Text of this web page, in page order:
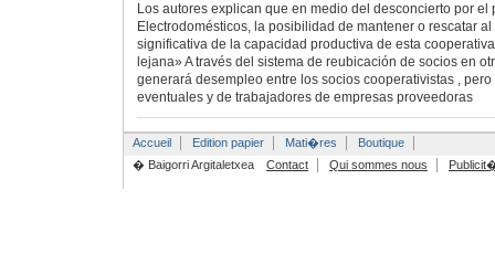
Los autores explican que en medio del desconcierto por el
Electrodomésticos, la posibilidad de mantener o rescatar
significativa de la capacidad productiva de esta
lejana» A través del sistema de reubicación de socios en
generará desempleo entre los socios cooperativistas ,
eventuales y de trabajadores de empresas proveedoras
Accueil Edition papier Mati�res
Boutique
� Baigorri Argitaletxea
Contact Qui sommes nous